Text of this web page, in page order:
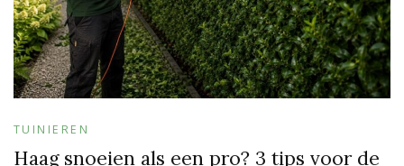
TUINIEREN
Haag snoeien als een pro? 3 tips voor de